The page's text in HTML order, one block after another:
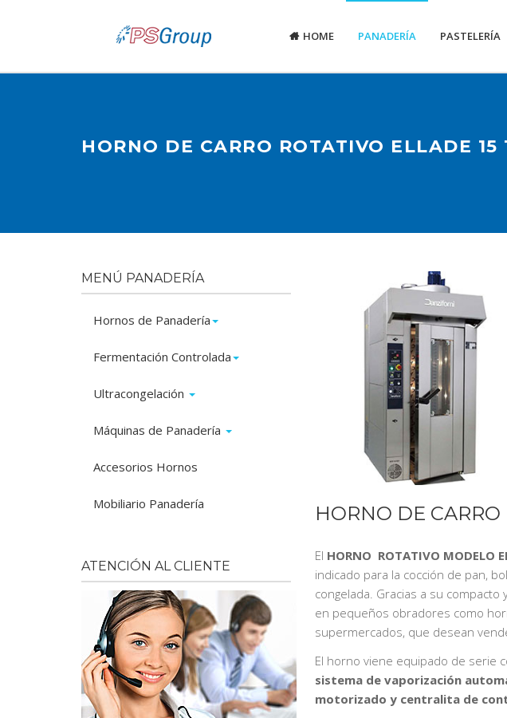
HOME PANADERÍA PASTELERÍA
HORNO DE CARRO ROTATIVO ELLADE 15
HORNO DE
El HORNO ROTATIVO MODELO
indicado para la cocción de pan,
congelada. Gracias a su
en pequeños obradores como
supermercados, que desean
El horno viene equipado de serie
sistema de vaporización
motorizado y centralita de
MENÚ PANADERÍA
Hornos de Panadería
Fermentación Controlada
Ultracongelación
Máquinas de Panadería
Accesorios Hornos
Mobiliario Panadería
ATENCIÓN AL CLIENTE